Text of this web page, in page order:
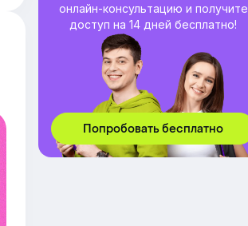
онлайн-консультацию и получите
доступ на 14 дней бесплатно!
Попробовать бесплатно